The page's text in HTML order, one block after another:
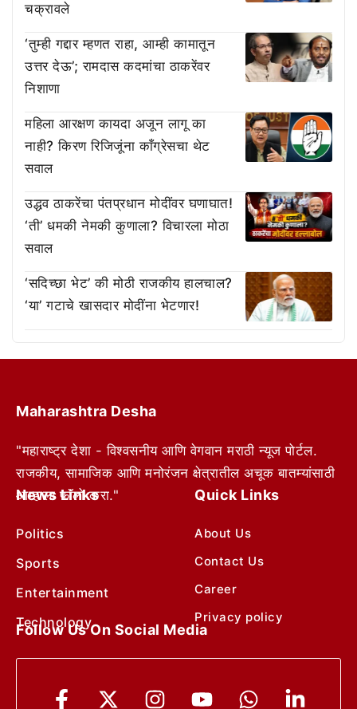
चक्रावले
‘तुम्ही गद्दार म्हणत राहा, आम्ही कामातून
उत्तर देऊ’; रामदास कदमांचा ठाकरेंवर
निशाणा
महिला आरक्षण कायदा अजून लागू का
नाही? किरण रिजिजूंना काँग्रेसचा थेट
सवाल
उद्धव ठाकरेंचा पंतप्रधान मोदींवर घणाघात!
‘ती’ धमकी नेमकी कुणाला? विचारला मोठा
सवाल
‘सदिच्छा भेट’ की मोठी राजकीय हालचाल?
‘या’ गटाचे खासदार मोदींना भेटणार!
Maharashtra Desha
"महाराष्ट्र देशा - विश्वसनीय आणि वेगवान मराठी न्यूज पोर्टल.
राजकीय, सामाजिक आणि मनोरंजन क्षेत्रातील अचूक बातम्यांसाठी
आम्हाला फॉलो करा."
News Links
Politics
Sports
Entertainment
Technology
Quick Links
About Us
Contact Us
Career
Privacy policy
Follow Us On Social Media